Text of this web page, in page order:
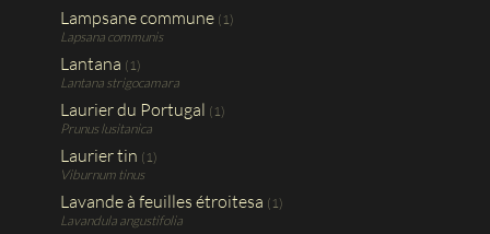
Lampsane commune (1)
Lapsana communis
Lantana (1)
Lantana strigocamara
Laurier du Portugal (1)
Prunus lusitanica
Laurier tin (1)
Viburnum tinus
Lavande à feuilles étroitesa (1)
Lavandula angustifolia